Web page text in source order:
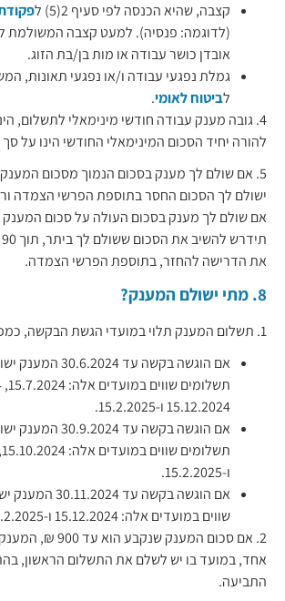
קצבה, שהיא הכנסה לפי סעיף 2(5) ל
פקודת
(לדוגמה: פנסיה). למעט קצבה המשולמת ל
אובדן כושר עבודה או מות בן/בת הזוג.
גמלת נפגעי עבודה ו/או נפגעי תאונות,
ביטוח לאומי.
להורה יחיד הסכום המינימאלי החודשי הינו על סך 20 ₪.
5. אם שולם לך מענק בסכום הנמוך מסכום המענק
ישולם לך הסכום החסר בתוספת הפרשי הצמדה
אם שולם לך מענק בסכום העולה על סכום המענק
את הדרישה להחזר, בתוספת הפרשי הצמדה.
אם הוגשה בקשה עד
15.12.2024 ו-15.2.2025.
אם הוגשה בקשה עד
אם הוגשה בקשה עד
שווים במועדים אלה: 15.12.2024 ו-15.2.2025.
2. אם סכום המענק שנקבע
אחד, במועד בו יש לשלם את התשלום הראשון,
התביעה.